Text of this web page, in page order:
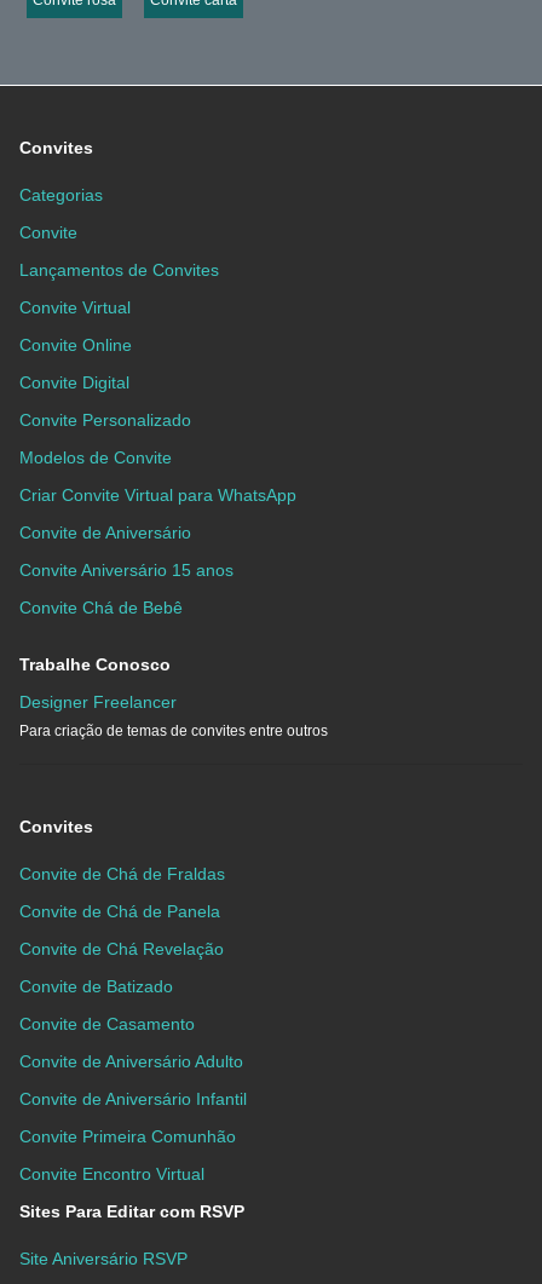
Convites
Categorias
Convite
Lançamentos de Convites
Convite Virtual
Convite Online
Convite Digital
Convite Personalizado
Modelos de Convite
Criar Convite Virtual para WhatsApp
Convite de Aniversário
Convite Aniversário 15 anos
Convite Chá de Bebê
Trabalhe Conosco
Designer Freelancer
Para criação de temas de convites entre outros
Convites
Convite de Chá de Fraldas
Convite de Chá de Panela
Convite de Chá Revelação
Convite de Batizado
Convite de Casamento
Convite de Aniversário Adulto
Convite de Aniversário Infantil
Convite Primeira Comunhão
Convite Encontro Virtual
Sites Para Editar com RSVP
Site Aniversário RSVP